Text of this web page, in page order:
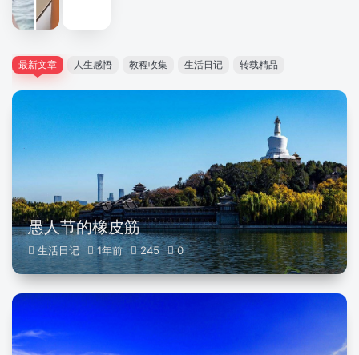
最新文章 人生感悟 教程收集 生活日记 转载精品
愚人节的橡皮筋
生活日记 1年前 245 0